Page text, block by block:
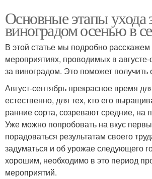
Основные этапы ухода
виноградом осенью в
В этой статье мы подробно
мероприятиях, проводимых в августе-
за виноградом. Это поможет
Август-сентябрь прекрасное время
естественно, для тех, кто его
ранние сорта, созревают средние, на
Уже можно попробовать на вкус
порадоваться результатам своего
задуматься и об урожае следующего
хорошим, необходимо в это период
мероприятий.